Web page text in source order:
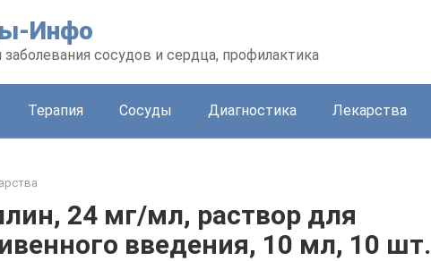
Инфо
сосудов и сердца, профилактика
Терапия Сосуды Диагностика Лекарства
24 мг/мл, раствор для
введения, 10 мл, 10 шт.